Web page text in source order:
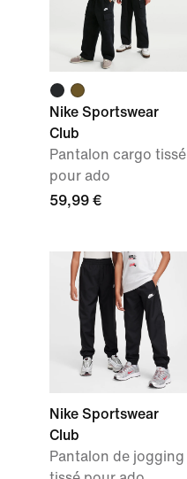
Nike Sportswear
Club
Pantalon cargo tissé
pour ado
59,99 €
Nike Sportswear
Club
Pantalon de jogging